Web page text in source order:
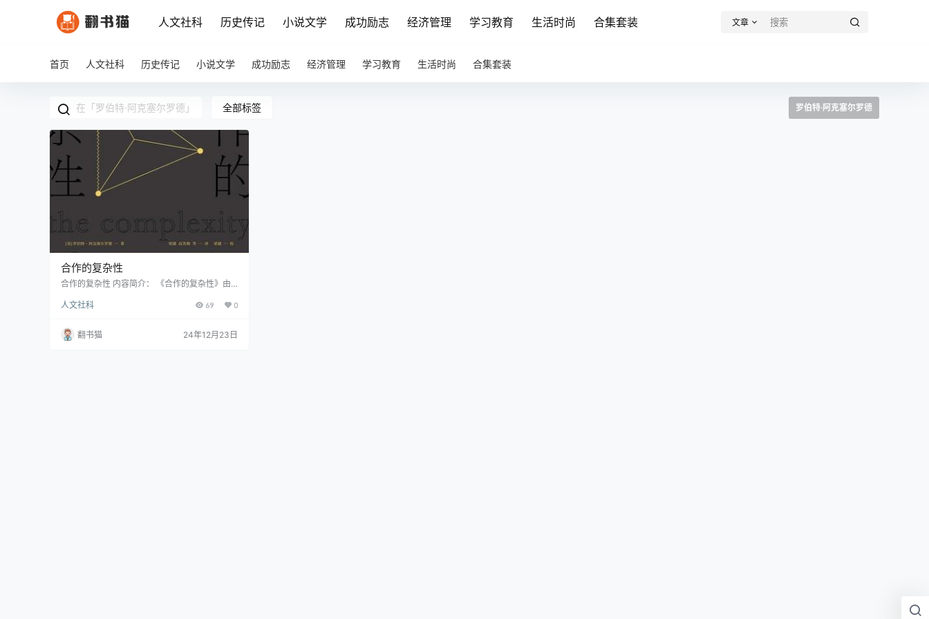
人文社科 历史传记 小说文学 成功励志 经济管理 学习教育 生活时尚 合集套装 文章
首页 人文社科 历史传记 小说文学 成功励志 经济管理 学习教育 生活时尚 合集套装
全部标签 罗伯特·阿克塞尔罗德
合作的复杂性
合作的复杂性 内容简介： 《合作的复杂性》由
作《合作的进化》的深化和拓展。作者因主
赛"而闻名学术界，其研究成果对当代社会科学
多个领域产生了深远影响。 本书突破了早期"一
人文社科 69 0
翻书猫 24年12月23日